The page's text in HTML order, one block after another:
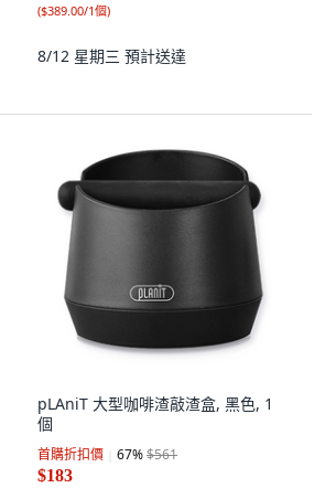
($389.00/1個)
8/12 星期三 預計送達
pLAniT 大型咖啡渣敲渣盒, 黑色, 1
個
首購折扣價 67%$561
$183